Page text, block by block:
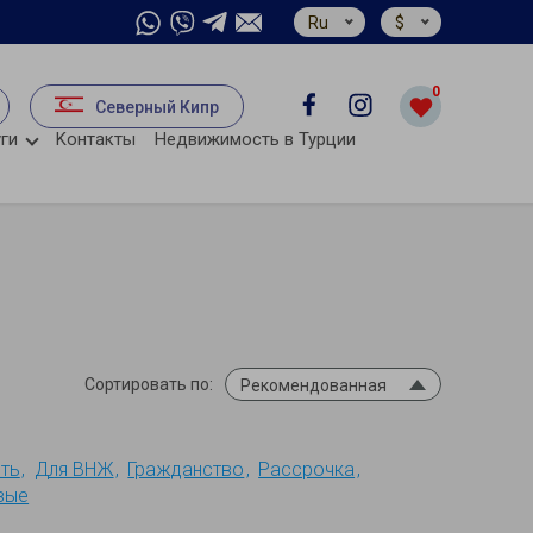
Ru $
Северный Кипр
0
Kонтакты Недвижимость в Турции
Сортировать по: Рекомендованная
Для ВНЖ Гражданство
Рассрочка